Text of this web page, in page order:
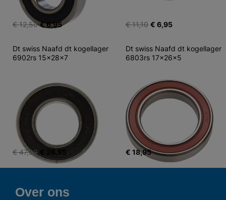
€ 12,50 € 6,95 € 11,10 € 6,95
Dt swiss Naafd dt kogellager
6902rs 15x28x7
€ 47,90 € 26,95
Dt swiss Naafd dt kogellager
6803rs 17x26x5
€ 18,95
Over ons